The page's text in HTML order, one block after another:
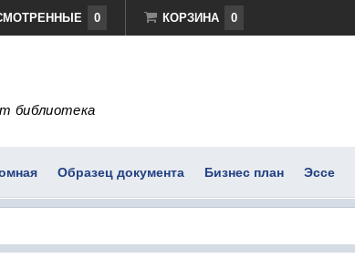
0 КОРЗИНА 0
библиотека
Образец документа Бизнес план Эссе